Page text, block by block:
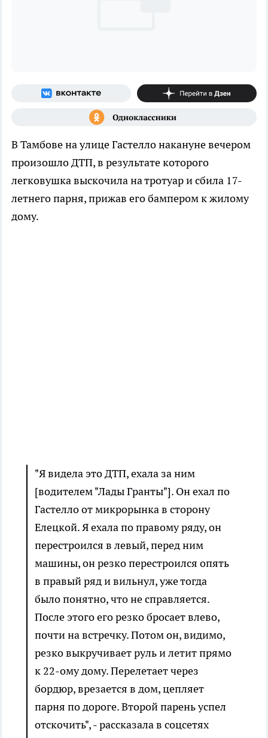
В Тамбове на улице Гастелло накануне вечером
произошло ДТП, в результате которого
легковушка выскочила на тротуар и сбила 17-
летнего парня, прижав его бампером к жилому
дому.
"Я видела это ДТП, ехала за ним
[водителем "Лады Гранты"]. Он ехал по
Гастелло от микрорынка в сторону
Елецкой. Я ехала по правому ряду, он
перестроился в левый, перед ним
машины, он резко перестроился опять
в правый ряд и вильнул, уже тогда
было понятно, что не справляется.
После этого его резко бросает влево,
почти на встречку. Потом он, видимо,
резко выкручивает руль и летит прямо
к 22-ому дому. Перелетает через
бордюр, врезается в дом, цепляет
парня по дороге. Второй парень успел
отскочить", - рассказала в соцсетях